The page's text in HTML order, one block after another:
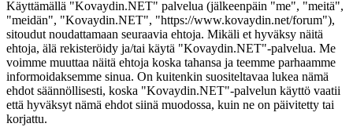
Käyttämällä "Kovaydin.NET" palvelua (jälkeenpäin "me", "meitä",
"meidän", "Kovaydin.NET", "https://www.kovaydin.net/forum"),
sitoudut noudattamaan seuraavia ehtoja. Mikäli et hyväksy näitä
ehtoja, älä rekisteröidy ja/tai käytä "Kovaydin.NET"-palvelua. Me
voimme muuttaa näitä ehtoja koska tahansa ja teemme parhaamme
informoidaksemme sinua. On kuitenkin suositeltavaa lukea nämä
ehdot säännöllisesti, koska "Kovaydin.NET"-palvelun käyttö vaatii
että hyväksyt nämä ehdot siinä muodossa, kuin ne on päivitetty tai
korjattu.